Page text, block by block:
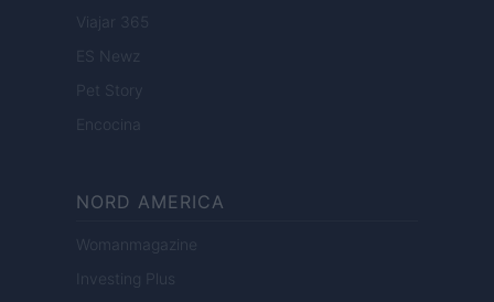
Viajar 365
ES Newz
Pet Story
Encocina
NORD AMERICA
Womanmagazine
Investing Plus